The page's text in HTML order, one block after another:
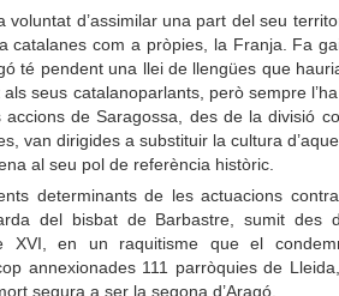
voluntat d’assimilar una part del seu
catalanes com a pròpies, la Franja. Fa
té pendent una llei de llengües que
seus catalanoparlants, però sempre
de Saragossa, des de la divisió
van dirigides a substituir la cultura
al seu pol de referència històric.
determinants de les actuacions
del bisbat de Barbastre, sumit des
XVI, en un raquitisme que el
annexionades 111 parròquies de
segura a ser la segona d’Aragó.